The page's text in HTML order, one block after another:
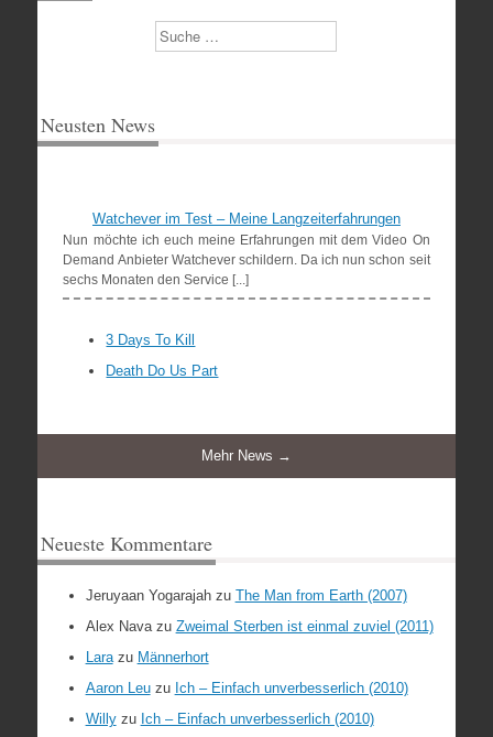
Suchen
Neusten News
Watchever im Test – Meine Langzeiterfahrungen
Nun möchte ich euch meine Erfahrungen mit dem Video On
Demand Anbieter Watchever schildern. Da ich nun schon seit
sechs Monaten den Service [...]
3 Days To Kill
Death Do Us Part
Mehr News →
Neueste Kommentare
Jeruyaan Yogarajahzu The Man from Earth (2007)
Alex Navazu Zweimal Sterben ist einmal zuviel (2011)
Larazu Männerhort
Aaron Leuzu Ich – Einfach unverbesserlich (2010)
Willyzu Ich – Einfach unverbesserlich (2010)